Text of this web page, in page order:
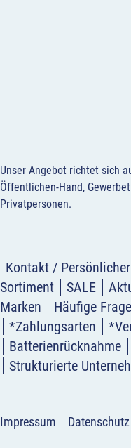
Unser Angebot richtet sich
Öffentlichen-Hand,
Privatpersonen.
Kontakt /
Sortiment
SALE
Marken
Häufige
*Zahlungsarten
Batterienrücknahme
Strukturierte
Impressum Datenschutz